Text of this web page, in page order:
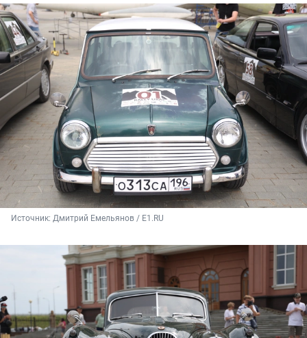
Источник: Дмитрий Емельянов / E1.RU